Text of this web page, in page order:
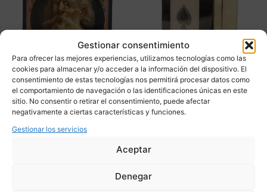
Gestionar consentimiento
Para ofrecer las mejores experiencias, utilizamos tecnologías como las
cookies para almacenar y/o acceder a la información del dispositivo. El
consentimiento de estas tecnologías nos permitirá procesar datos como
el comportamiento de navegación o las identificaciones únicas en este
sitio. No consentir o retirar el consentimiento, puede afectar
negativamente a ciertas características y funciones.
Gestionar los servicios
Aceptar
Denegar
Juego de mesa “El adivino
mágico” o “El maestro en
España
Caja para cartas en hueso,
vintage – Francia
Adquirir
Add To Compare